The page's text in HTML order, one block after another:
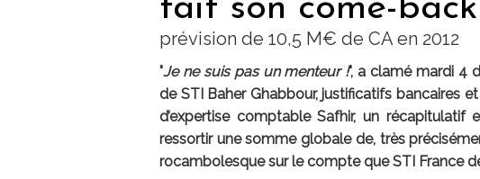
fait son come-back
prévision de 10,5 M€ de CA en 2012
"Je ne suis pas un menteur !", a clamé mardi 4
de STI Baher Ghabbour, justificatifs bancaires
d’expertise comptable Safhir, un
ressortir une somme globale de, très
rocambolesque sur le compte que STI France